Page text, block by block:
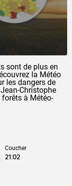
sont de plus en
la Météo
les dangers de
Christophe
à Météo-
Coucher
21:02